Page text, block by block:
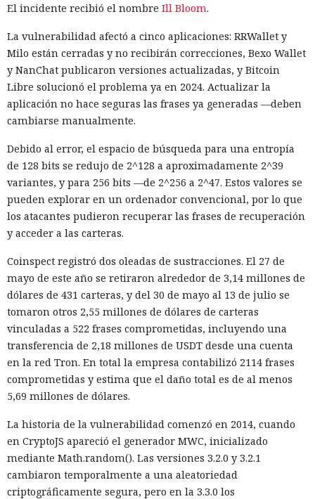
El incidente recibió el nombre Ill Bloom.
La vulnerabilidad afectó a cinco aplicaciones: RRWallet y
Milo están cerradas y no recibirán correcciones, Bexo Wallet
y NanChat publicaron versiones actualizadas, y Bitcoin
Libre solucionó el problema ya en 2024. Actualizar la
aplicación no hace seguras las frases ya generadas —deben
cambiarse manualmente.
Debido al error, el espacio de búsqueda para una entropía
de 128 bits se redujo de 2^128 a aproximadamente 2^39
variantes, y para 256 bits —de 2^256 a 2^47. Estos valores se
pueden explorar en un ordenador convencional, por lo que
los atacantes pudieron recuperar las frases de recuperación
y acceder a las carteras.
Coinspect registró dos oleadas de sustracciones. El 27 de
mayo de este año se retiraron alrededor de 3,14 millones de
dólares de 431 carteras, y del 30 de mayo al 13 de julio se
tomaron otros 2,55 millones de dólares de carteras
vinculadas a 522 frases comprometidas, incluyendo una
transferencia de 2,18 millones de USDT desde una cuenta
en la red Tron. En total la empresa contabilizó 2114 frases
comprometidas y estima que el daño total es de al menos
5,69 millones de dólares.
La historia de la vulnerabilidad comenzó en 2014, cuando
en CryptoJS apareció el generador MWC, inicializado
mediante Math.random(). Las versiones 3.2.0 y 3.2.1
cambiaron temporalmente a una aleatoriedad
criptográficamente segura, pero en la 3.3.0 los